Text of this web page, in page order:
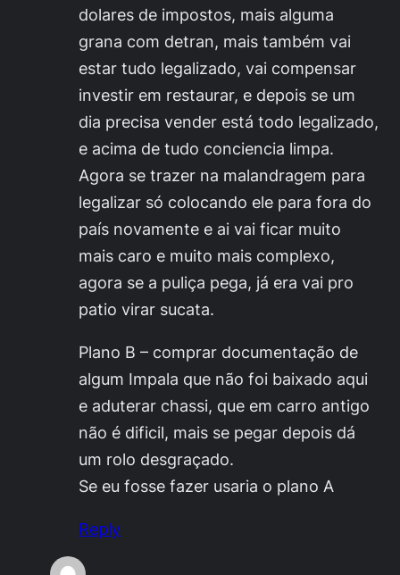
dolares de impostos, mais alguma
grana com detran, mais também vai
estar tudo legalizado, vai compensar
investir em restaurar, e depois se um
dia precisa vender está todo legalizado,
e acima de tudo conciencia limpa.
Agora se trazer na malandragem para
legalizar só colocando ele para fora do
país novamente e ai vai ficar muito
mais caro e muito mais complexo,
agora se a puliça pega, já era vai pro
patio virar sucata.
Plano B – comprar documentação de
algum Impala que não foi baixado aqui
e aduterar chassi, que em carro antigo
não é dificil, mais se pegar depois dá
um rolo desgraçado.
Se eu fosse fazer usaria o plano A
Reply